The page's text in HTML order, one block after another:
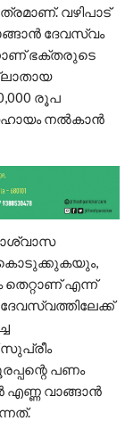
വഴിപാട്
ദേവസ്വം
ഭക്തരുടെ
രൂപ
നൽകാൻ
കൊടുക്കുകയും,
തെറ്റാണ് എന്ന്
സുപ്രീം
പണം
എണ്ണ വാങ്ങാൻ